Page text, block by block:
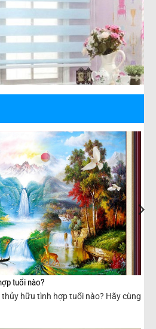
tuổi nào?
hữu tình hợp tuổi nào? Hãy cùng